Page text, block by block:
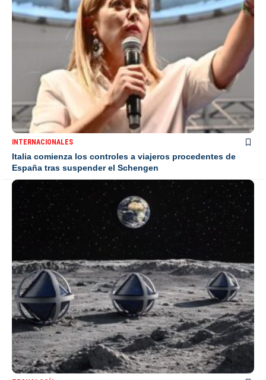
INTERNACIONALES
Italia comienza los controles a viajeros procedentes de
España tras suspender el Schengen